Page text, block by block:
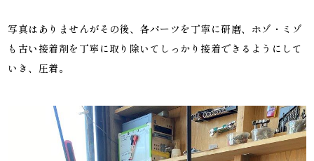
写真はありませんがその後、各パーツを丁寧に研磨、ホゾ・ミゾ
も古い接着剤を丁寧に取り除いてしっかり接着できるようにして
いき、圧着。